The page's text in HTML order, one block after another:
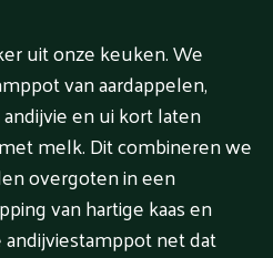
uit onze keuken. We
van aardappelen,
en ui kort laten
melk. Dit combineren we
overgoten in een
van hartige kaas en
net dat